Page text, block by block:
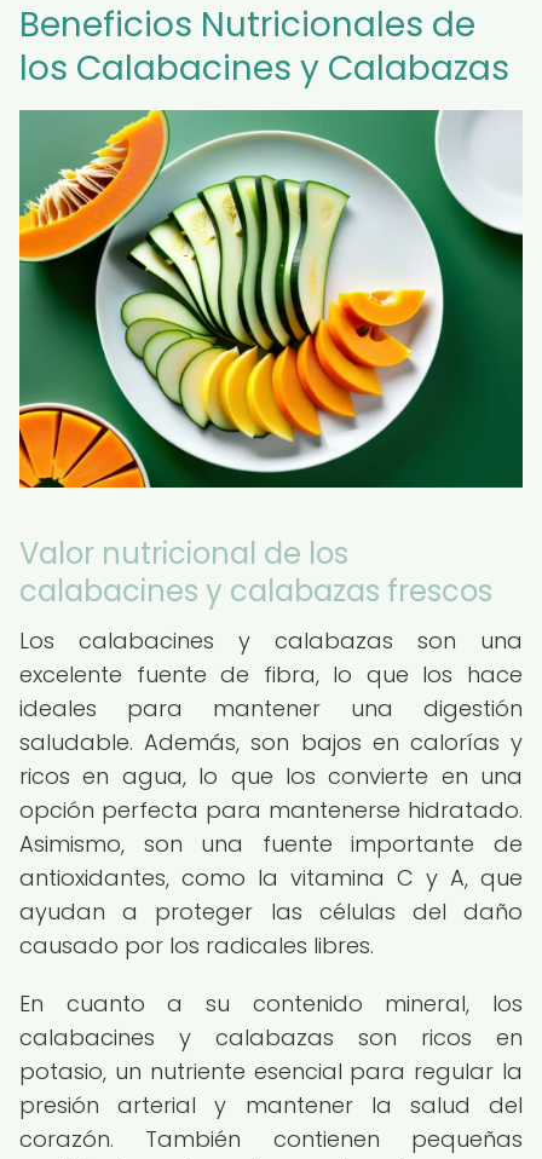
Beneficios Nutricionales de
los Calabacines y Calabazas
Valor nutricional de los
calabacines y calabazas frescos
Los calabacines y calabazas son una
excelente fuente de fibra, lo que los hace
ideales para mantener una digestión
saludable. Además, son bajos en calorías y
ricos en agua, lo que los convierte en una
opción perfecta para mantenerse hidratado.
Asimismo, son una fuente importante de
antioxidantes, como la vitamina C y A, que
ayudan a proteger las células del daño
causado por los radicales libres.
En cuanto a su contenido mineral, los
calabacines y calabazas son ricos en
potasio, un nutriente esencial para regular la
presión arterial y mantener la salud del
corazón. También contienen pequeñas